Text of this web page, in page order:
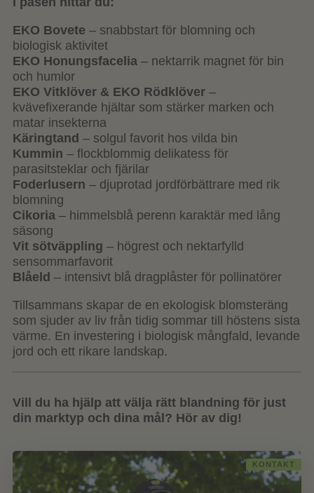
EKO Bovete – snabbstart för blomning och
biologisk aktivitet
EKO Honungsfacelia – nektarrik magnet för bin
och humlor
EKO Vitklöver & EKO Rödklöver –
kvävefixerande hjältar som stärker marken och
matar insekterna
Käringtand – solgul favorit hos vilda bin
Kummin – flockblommig delikatess för
parasitsteklar och fjärilar
Foderlusern – djuprotad jordförbättrare med rik
blomning
Cikoria – himmelsblå perenn karaktär med lång
säsong
Vit sötväppling – högrest och nektarfylld
sensommarfavorit
Blåeld – intensivt blå dragplåster för pollinatörer
Tillsammans skapar de en ekologisk blomsteräng
som sjuder av liv från tidig sommar till höstens sista
värme. En investering i biologisk mångfald, levande
jord och ett rikare landskap.
Vill du ha hjälp att välja rätt blandning för just
din marktyp och dina mål? Hör av dig!
KONTAKT